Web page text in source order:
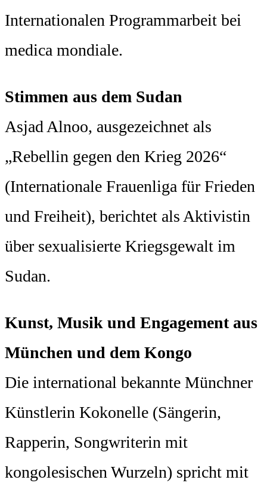
Internationalen Programmarbeit bei
medica mondiale.
Stimmen aus dem Sudan
Asjad Alnoo, ausgezeichnet als
„Rebellin gegen den Krieg 2026“
(Internationale Frauenliga für Frieden
und Freiheit), berichtet als Aktivistin
über sexualisierte Kriegsgewalt im
Sudan.
Kunst, Musik und Engagement aus
München und dem Kongo
Die international bekannte Münchner
Künstlerin Kokonelle (Sängerin,
Rapperin, Songwriterin mit
kongolesischen Wurzeln) spricht mit